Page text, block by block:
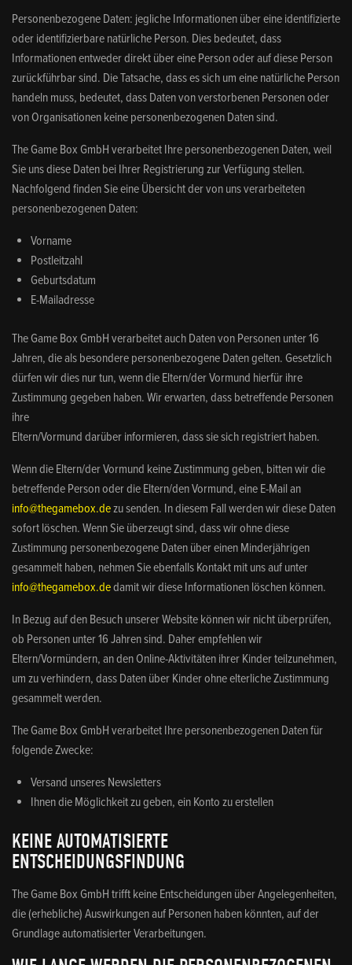
Personenbezogene Daten: jegliche Informationen über eine identifizierte
oder identifizierbare natürliche Person. Dies bedeutet, dass
Informationen entweder direkt über eine Person oder auf diese Person
zurückführbar sind. Die Tatsache, dass es sich um eine natürliche Person
handeln muss, bedeutet, dass Daten von verstorbenen Personen oder
von Organisationen keine personenbezogenen Daten sind.
The Game Box GmbH verarbeitet Ihre personenbezogenen Daten, weil
Sie uns diese Daten bei Ihrer Registrierung zur Verfügung stellen.
Nachfolgend finden Sie eine Übersicht der von uns verarbeiteten
personenbezogenen Daten:
Vorname
Postleitzahl
Geburtsdatum
E-Mailadresse
The Game Box GmbH verarbeitet auch Daten von Personen unter 16
Jahren, die als besondere personenbezogene Daten gelten. Gesetzlich
dürfen wir dies nur tun, wenn die Eltern/der Vormund hierfür ihre
Zustimmung gegeben haben. Wir erwarten, dass betreffende Personen
ihre
Eltern/Vormund darüber informieren, dass sie sich registriert haben.
Wenn die Eltern/der Vormund keine Zustimmung geben, bitten wir die
betreffende Person oder die Eltern/den Vormund, eine E-Mail an
info@thegamebox.dezu senden. In diesem Fall werden wir diese Daten
sofort löschen. Wenn Sie überzeugt sind, dass wir ohne diese
Zustimmung personenbezogene Daten über einen Minderjährigen
gesammelt haben, nehmen Sie ebenfalls Kontakt mit uns auf unter
info@thegamebox.dedamit wir diese Informationen löschen können.
In Bezug auf den Besuch unserer Website können wir nicht überprüfen,
ob Personen unter 16 Jahren sind. Daher empfehlen wir
Eltern/Vormündern, an den Online-Aktivitäten ihrer Kinder teilzunehmen,
um zu verhindern, dass Daten über Kinder ohne elterliche Zustimmung
gesammelt werden.
The Game Box GmbH verarbeitet Ihre personenbezogenen Daten für
folgende Zwecke:
Versand unseres Newsletters
Ihnen die Möglichkeit zu geben, ein Konto zu erstellen
KEINE AUTOMATISIERTE
ENTSCHEIDUNGSFINDUNG
The Game Box GmbH trifft keine Entscheidungen über Angelegenheiten,
die (erhebliche) Auswirkungen auf Personen haben könnten, auf der
Grundlage automatisierter Verarbeitungen.